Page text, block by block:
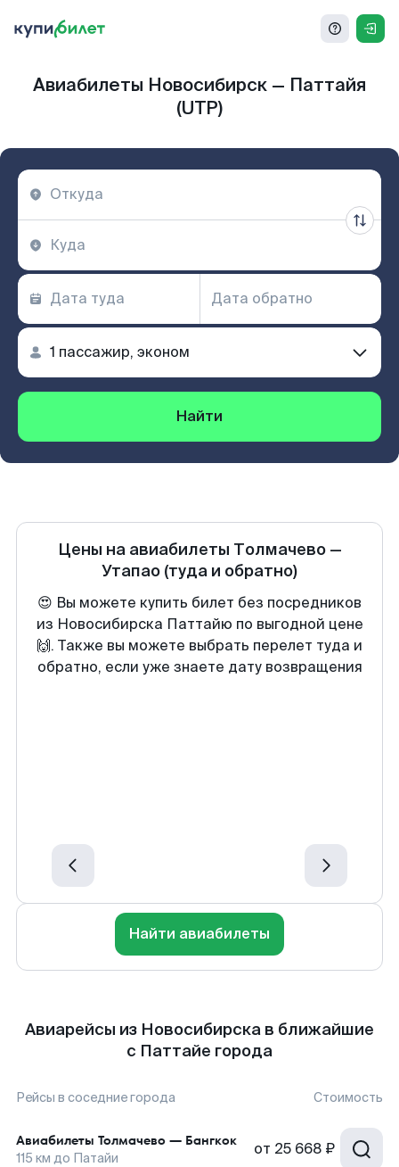
Авиабилеты Новосибирск — Паттайя
(UTP)
Найти
Цены на авиабилеты Толмачево—
Утапао (туда и обратно)
😍 Вы можете купить билет без посредников
из Новосибирска Паттайю по выгодной цене
🙌. Также вы можете выбрать перелет туда и
обратно, если уже знаете дату возвращения
Найти авиабилеты
Авиарейсы из Новосибирска в ближайшие
с Паттайе города
Рейсы в соседние города Стоимость
Авиабилеты Толмачево — Бангкок
115 км до Патайи от 25 668 ₽